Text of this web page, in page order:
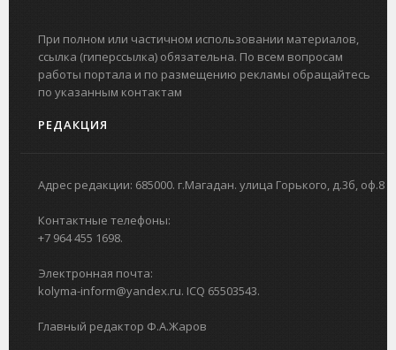
При полном или частичном использовании материалов,
ссылка (гиперссылка) обязательна. По всем вопросам
работы портала и по размещению рекламы обращайтесь
по указанным контактам
РЕДАКЦИЯ
Адрес редакции: 685000. г.Магадан. улица Горького, д.3б, оф.8
Контактные телефоны:
+7 964 455 1698.
Электронная почта:
kolyma-inform@yandex.ru. ICQ 65503543.
Главный редактор Ф.А.Жаров